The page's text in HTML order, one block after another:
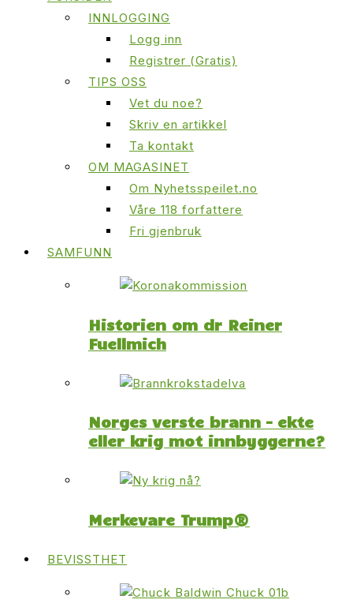
INNLOGGING
Logg inn
Registrer (Gratis)
TIPS OSS
Vet du noe?
Skriv en artikkel
Ta kontakt
OM MAGASINET
Om Nyhetsspeilet.no
Våre 118 forfattere
Fri gjenbruk
SAMFUNN
Historien om dr Reiner
Fuellmich
Norges verste brann – ekte
eller krig mot innbyggerne?
Merkevare Trump®
BEVISSTHET